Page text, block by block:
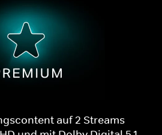
auf 2 Streams